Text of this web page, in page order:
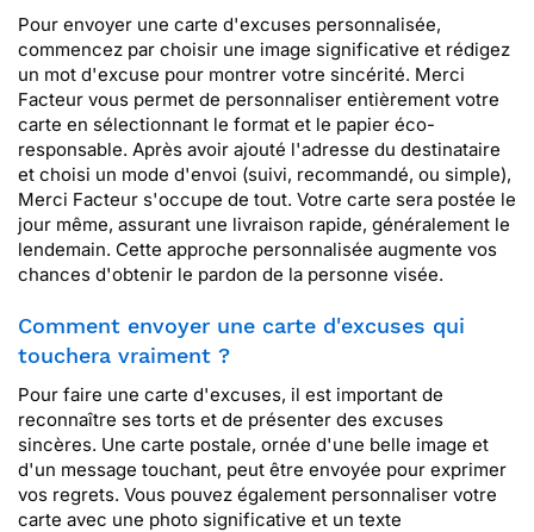
Pour envoyer une carte d'excuses personnalisée,
commencez par choisir une image significative et rédigez
un mot d'excuse pour montrer votre sincérité. Merci
Facteur vous permet de personnaliser entièrement votre
carte en sélectionnant le format et le papier éco-
responsable. Après avoir ajouté l'adresse du destinataire
et choisi un mode d'envoi (suivi, recommandé, ou simple),
Merci Facteur s'occupe de tout. Votre carte sera postée le
jour même, assurant une livraison rapide, généralement le
lendemain. Cette approche personnalisée augmente vos
chances d'obtenir le pardon de la personne visée.
Comment envoyer une carte d'excuses qui
touchera vraiment ?
Pour faire une carte d'excuses, il est important de
reconnaître ses torts et de présenter des excuses
sincères. Une carte postale, ornée d'une belle image et
d'un message touchant, peut être envoyée pour exprimer
vos regrets. Vous pouvez également personnaliser votre
carte avec une photo significative et un texte